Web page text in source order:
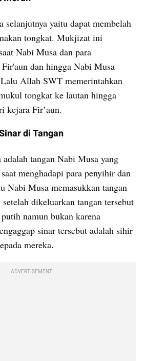
yaitu dapat membelah
tongkat. Mukjizat ini
Nabi Musa dan para
dan hingga Nabi Musa
Allah SWT memerintahkan
tongkat ke lautan hingga
kejara Fir’aun.
di Tangan
tangan Nabi Musa yang
menghadapi para penyihir dan
Nabi Musa memasukkan tangan
dikeluarkan tangan tersebut
namun bukan karena
sinar tersebut adalah sihir
mereka.
ADVERTISEMENT